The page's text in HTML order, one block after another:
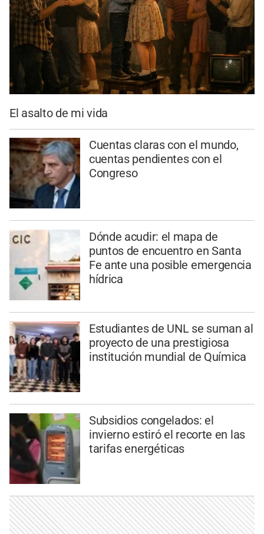
El asalto de mi vida
Cuentas claras con el mundo,
cuentas pendientes con el
Congreso
Dónde acudir: el mapa de
puntos de encuentro en Santa
Fe ante una posible emergencia
hídrica
Estudiantes de UNL se suman al
proyecto de una prestigiosa
institución mundial de Química
Subsidios congelados: el
invierno estiró el recorte en las
tarifas energéticas